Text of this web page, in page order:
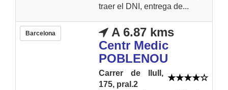
traer el DNI, entrega de...
Barcelona
A 6.87 kms
Centr Medic
POBLENOU
Carrer de llull,
175, pral.2